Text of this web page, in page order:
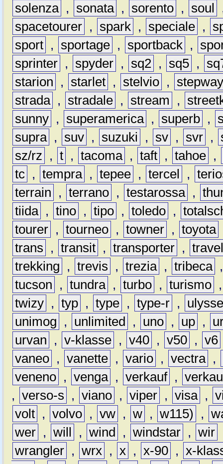
solenza , sonata , sorento , soul
spacetourer , spark , speciale ,
sport , sportage , sportback ,
sprinter , spyder , sq2 , sq5 ,
starion
, starlet , stelvio ,
strada , stradale , stream ,
sunny , superamerica , superb ,
supra , suv , suzuki , sv , svr ,
sz/rz
, t , tacoma , taft , tahoe ,
tc , tempra , tepee , tercel ,
terrain
, terrano , testarossa ,
tiida , tino , tipo , toledo ,
tourer , tourneo , towner , toyota
trans
, transit , transporter ,
trekking
, trevis , trezia , tribeca
tucson
, tundra , turbo , turismo
twizy , typ , type , type-r ,
unimog
, unlimited , uno , up ,
urvan
, v-klasse , v40 , v50 , v6
vaneo , vanette , vario , vectra ,
veneno , venga , verkauf ,
, verso-s , viano , viper , visa ,
volt , volvo , vw , w , w115) ,
wer , will , wind , windstar , wir
wrangler , wrx , x , x-90 , x-